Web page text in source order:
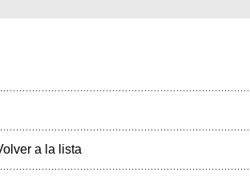
a la lista